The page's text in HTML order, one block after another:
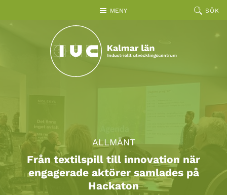
MENY SÖK
ALLMÄNT
Från textilspill till innovation när
engagerade aktörer samlades på
Hackaton